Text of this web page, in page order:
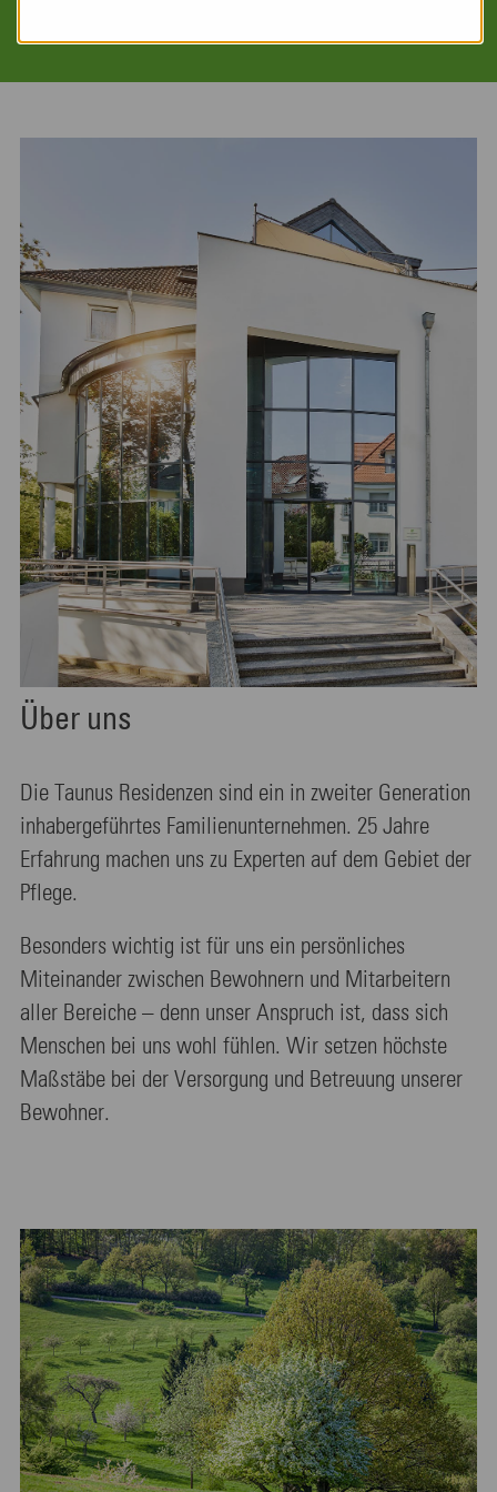
Über uns
Die Taunus Residenzen sind ein in zweiter Generation
inhabergeführtes Familienunternehmen. 25 Jahre
Erfahrung machen uns zu Experten auf dem Gebiet der
Pflege.
Besonders wichtig ist für uns ein persönliches
Miteinander zwischen Bewohnern und Mitarbeitern
aller Bereiche – denn unser Anspruch ist, dass sich
Menschen bei uns wohl fühlen. Wir setzen höchste
Maßstäbe bei der Versorgung und Betreuung unserer
Bewohner.